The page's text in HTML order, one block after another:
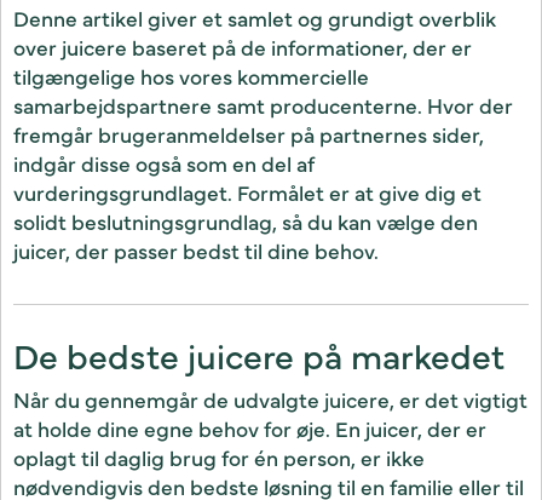
Denne artikel giver et samlet og grundigt overblik
over juicere baseret på de informationer, der er
tilgængelige hos vores kommercielle
samarbejdspartnere samt producenterne. Hvor der
fremgår brugeranmeldelser på partnernes sider,
indgår disse også som en del af
vurderingsgrundlaget. Formålet er at give dig et
solidt beslutningsgrundlag, så du kan vælge den
juicer, der passer bedst til dine behov.
De bedste juicere på markedet
Når du gennemgår de udvalgte juicere, er det vigtigt
at holde dine egne behov for øje. En juicer, der er
oplagt til daglig brug for én person, er ikke
nødvendigvis den bedste løsning til en familie eller til